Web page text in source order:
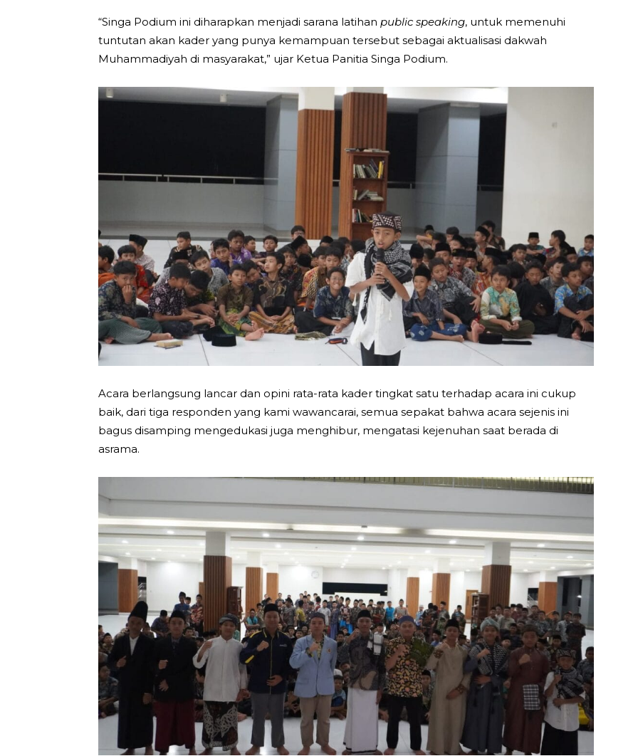
“Singa Podium ini diharapkan menjadi sarana latihan public speaking, untuk memenuhi
tuntutan akan kader yang punya kemampuan tersebut sebagai aktualisasi dakwah
Muhammadiyah di masyarakat,” ujar Ketua Panitia Singa Podium.
Acara berlangsung lancar dan opini rata-rata kader tingkat satu terhadap acara ini cukup
baik, dari tiga responden yang kami wawancarai, semua sepakat bahwa acara sejenis ini
bagus disamping mengedukasi juga menghibur, mengatasi kejenuhan saat berada di
asrama.